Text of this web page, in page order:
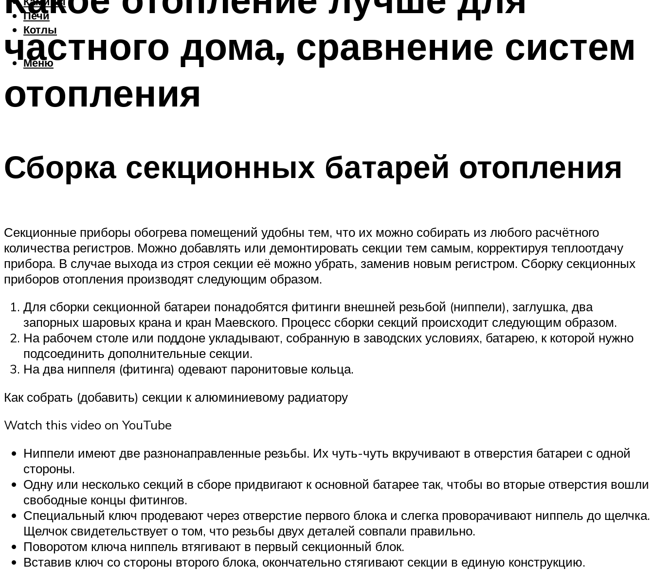
Печи
Котлы
Меню
частного дома, сравнение систем
отопления
Сборка секционных батарей отопления
Секционные приборы обогрева помещений удобны тем, что их можно собирать из любого расчётного
количества регистров. Можно добавлять или демонтировать секции тем самым, корректируя теплоотдачу
прибора. В случае выхода из строя секции её можно убрать, заменив новым регистром. Сборку секционных
приборов отопления производят следующим образом.
Для сборки секционной батареи понадобятся фитинги внешней резьбой (ниппели), заглушка, два
запорных шаровых крана и кран Маевского. Процесс сборки секций происходит следующим образом.
На рабочем столе или поддоне укладывают, собранную в заводских условиях, батарею, к которой нужно
подсоединить дополнительные секции.
На два ниппеля (фитинга) одевают паронитовые кольца.
Как собрать (добавить) секции к алюминиевому радиатору
Watch this video on YouTube
Ниппели имеют две разнонаправленные резьбы. Их чуть-чуть вкручивают в отверстия батареи с одной
стороны.
Одну или несколько секций в сборе придвигают к основной батарее так, чтобы во вторые отверстия вошли
свободные концы фитингов.
Специальный ключ продевают через отверстие первого блока и слегка проворачивают ниппель до щелчка.
Щелчок свидетельствует о том, что резьбы двух деталей совпали правильно.
Поворотом ключа ниппель втягивают в первый секционный блок.
Вставив ключ со стороны второго блока, окончательно стягивают секции в единую конструкцию.